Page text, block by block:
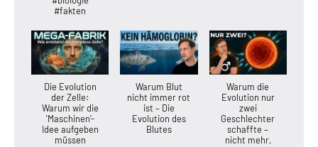
#fakten
Die Evolution
der Zelle:
Warum wir die
'Maschinen'-
Idee aufgeben
müssen
Warum Blut
nicht immer rot
ist – Die
Evolution des
Blutes
Warum die
Evolution nur
zwei
Geschlechter
schaffte –
nicht mehr,